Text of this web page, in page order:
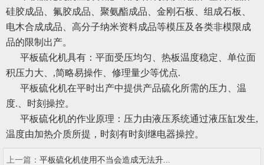
硅胶成品、氟胶成品、聚氨酯成品、金刚石板、组成石板、
电木合成成品、高分子纳米资料成品等模压及各类非模限成
品的限制出产。
平板硫化机具有：平面受压均匀、热板温度稳定、单位面
积压力大、,简略易操作、修理量少等优点.
平板硫化机在平时出产中提供产品硫化所需的压力、温
度.、时刻操控。
平板硫化机的作业原理：压力由液压系统通过液压缸发生,
温度由加热介质所提，时刻有时刻继电器操控。
上一篇： 平板硫化机使用不当会造成无法升...